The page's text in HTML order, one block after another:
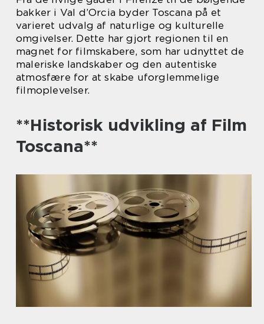
bakker i Val d’Orcia byder Toscana på et
varieret udvalg af naturlige og kulturelle
omgivelser. Dette har gjort regionen til en
magnet for filmskabere, som har udnyttet de
maleriske landskaber og den autentiske
atmosfære for at skabe uforglemmelige
filmoplevelser.
**Historisk udvikling af Film
Toscana**